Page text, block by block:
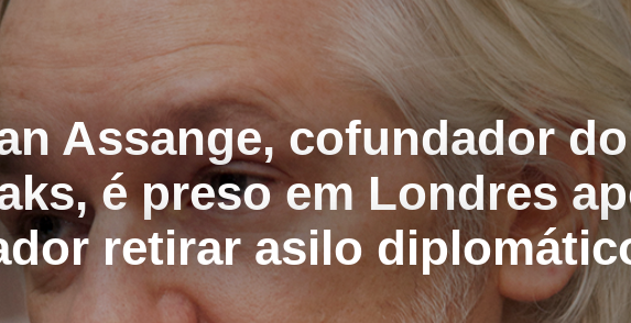
Assange, cofundador do
é preso em Londres
retirar asilo